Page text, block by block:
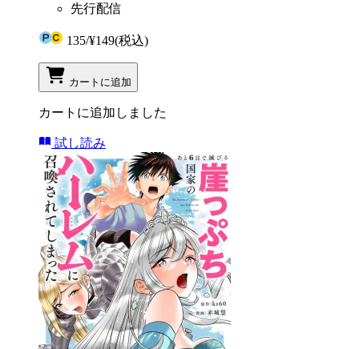
先行配信
135/¥149(税込)
カートに追加
カートに追加しました
試し読み